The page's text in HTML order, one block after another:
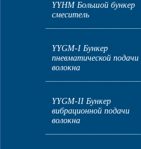
YYHM Большой бункер
смеситель
YYGM-I Бункер
пневматической подачи
волокна
YYGM-II Бункер
вибрационной подачи
волокна